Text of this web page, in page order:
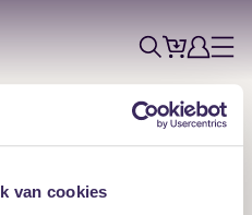
van cookies
ZoekTicketsAccount
Menu